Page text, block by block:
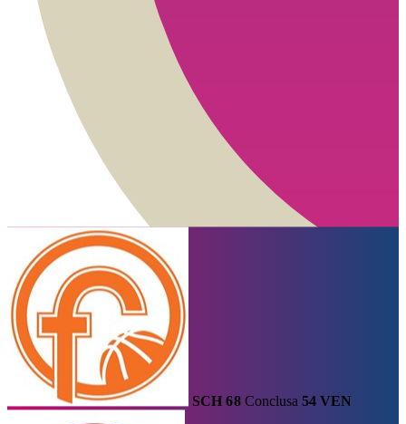
SCH 68 Conclusa 54 VEN